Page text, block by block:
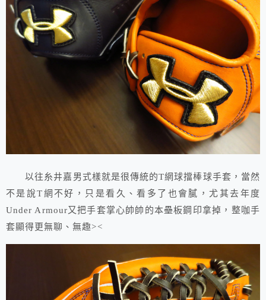
以往糸井嘉男式樣就是很傳統的T網球擋棒球手套，當然
不是說T網不好，只是看久、看多了也會膩，尤其去年度
Under Armour又把手套掌心帥帥的本壘板鋼印拿掉，整咖手
套顯得更無聊、無趣><